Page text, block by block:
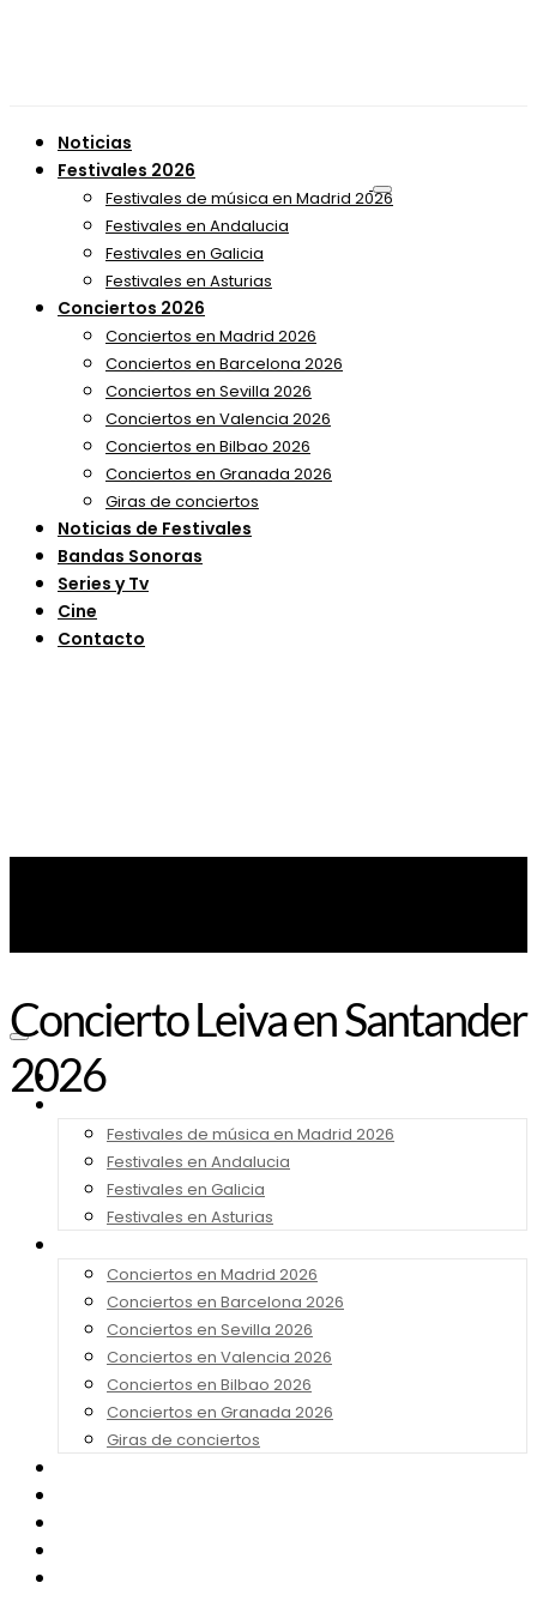
Noticias
Festivales 2026
Festivales de música en Madrid 2026
Festivales en Andalucia
Festivales en Galicia
Festivales en Asturias
Conciertos 2026
Conciertos en Madrid 2026
Conciertos en Barcelona 2026
Conciertos en Sevilla 2026
Conciertos en Valencia 2026
Conciertos en Bilbao 2026
Conciertos en Granada 2026
Giras de conciertos
Noticias de Festivales
Bandas Sonoras
Series y Tv
Cine
Contacto
Noticias
Festivales de música en Madrid 2026
Festivales en Andalucia
Festivales en Galicia
Festivales en Asturias
Conciertos en Madrid 2026
Conciertos en Barcelona 2026
Conciertos en Sevilla 2026
Conciertos en Valencia 2026
Conciertos en Bilbao 2026
Conciertos en Granada 2026
Giras de conciertos
Concierto Leiva en Santander
2026